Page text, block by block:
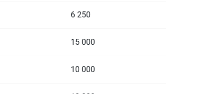
6 250
15 000
10 000